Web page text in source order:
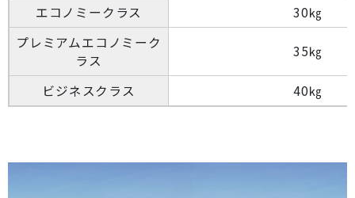
エコノミークラス
30㎏
プレミアムエコノミーク
ラス
35㎏
ビジネスクラス 40㎏